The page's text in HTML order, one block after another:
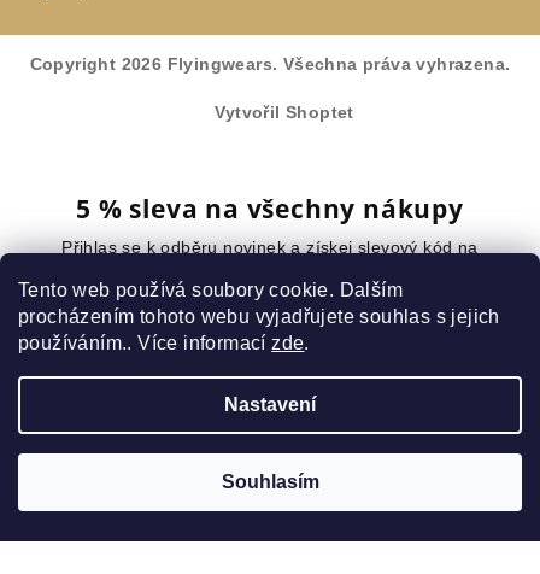
Tento web používá soubory cookie. Dalším
procházením tohoto webu vyjadřujete souhlas s jejich
používáním.. Více informacízde.
Nastavení
Souhlasím
Copyright 2026 Flyingwears. Všechna práva vyhrazena.
Vytvořil Shoptet
5 % sleva na všechny nákupy
Přihlas se k odběru novinek a získej slevový kód na
Chci slevu
Žádný spam. Odhlásit se můžeš kdykoliv.